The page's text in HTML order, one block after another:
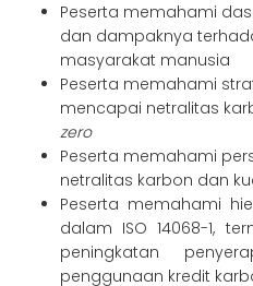
Peserta memahami
dan dampaknya
masyarakat manusia
Peserta memahami
mencapai netralitas
zero
Peserta memahami
netralitas karbon dan
Peserta memahami
dalam ISO 14068-1,
peningkatan
penggunaan kredit